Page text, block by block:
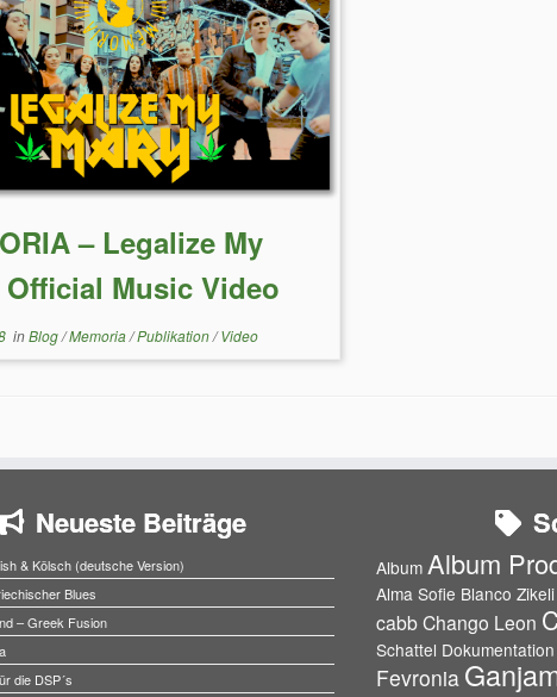
– Legalize My
Official Music Video
inBlog/Memoria/Publikation/Video
Neueste Beiträge
& Kölsch (deutsche Version)
Blues
– Greek Fusion
die DSP´s
Album Album
Alma Sofie Blanco Zikeli
cabbChango Leon
Schattel Dokumentation
Fevronia